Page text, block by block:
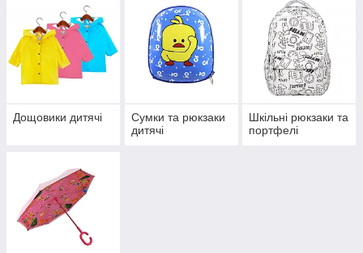
Дощовики дитячі
Сумки та рюкзаки
дитячі
Шкільні рюкзаки та
портфелі